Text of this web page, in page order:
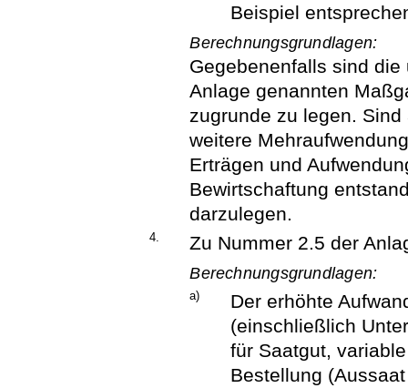
Beispiel
Berechnungsgrundlagen:
Gegebenenfalls sind
Anlage genannten
zugrunde zu legen.
weitere
Erträgen und
Bewirtschaftung
darzulegen.
4. Zu Nummer 2.5 der
Berechnungsgrundlagen:
a)
Der erhöhte
(einschließlich
für Saatgut,
Bestellung